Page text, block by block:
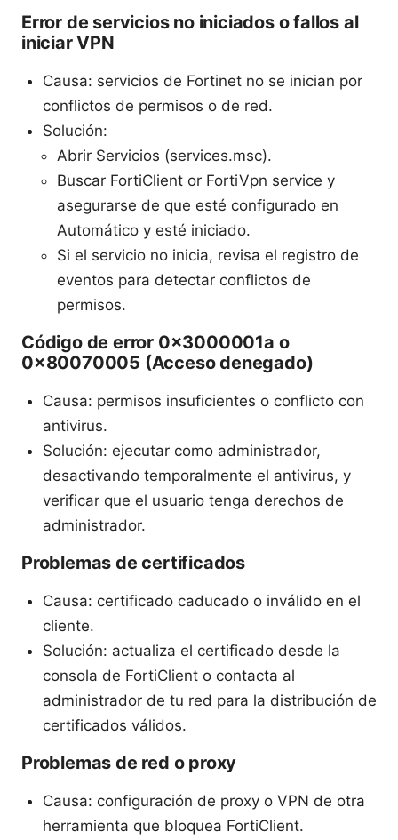
Error de servicios no iniciados o fallos al
iniciar VPN
Causa: servicios de Fortinet no se inician por
conflictos de permisos o de red.
Solución:
Abrir Servicios (services.msc).
Buscar FortiClient or FortiVpn service y
asegurarse de que esté configurado en
Automático y esté iniciado.
Si el servicio no inicia, revisa el registro de
eventos para detectar conflictos de
permisos.
Código de error 0x3000001a o
0x80070005 (Acceso denegado)
Causa: permisos insuficientes o conflicto con
antivirus.
Solución: ejecutar como administrador,
desactivando temporalmente el antivirus, y
verificar que el usuario tenga derechos de
administrador.
Problemas de certificados
Causa: certificado caducado o inválido en el
cliente.
Solución: actualiza el certificado desde la
consola de FortiClient o contacta al
administrador de tu red para la distribución de
certificados válidos.
Problemas de red o proxy
Causa: configuración de proxy o VPN de otra
herramienta que bloquea FortiClient.